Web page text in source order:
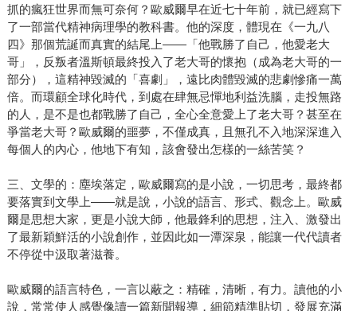
抓的瘋狂世界而無可奈何？歐威爾早在近七十年前，就已經寫下
了一部當代精神病理學的教科書。他的深度，體現在《一九八
四》那個荒誕而真實的結尾上——「他戰勝了自己，他愛老大
哥」，反叛者溫斯頓最終投入了老大哥的懷抱（成為老大哥的一
部分），這精神毀滅的「喜劇」，遠比肉體毀滅的悲劇慘痛一萬
倍。而環顧全球化時代，到處在肆無忌憚地利益洗腦，走投無路
的人，是不是也都戰勝了自己，全心全意愛上了老大哥？甚至在
爭當老大哥？歐威爾的噩夢，不僅成真，且無孔不入地深深進入
每個人的內心，他地下有知，該會發出怎樣的一絲苦笑？
三、文學的：塵埃落定，歐威爾寫的是小說，一切思考，最終都
要落實到文學上——就是說，小說的語言、形式、觀念上。歐威
爾是思想大家，更是小說大師，他最鋒利的思想，注入、激發出
了最新穎鮮活的小說創作，並因此如一潭深泉，能讓一代代讀者
不停從中汲取著滋養。
歐威爾的語言特色，一言以蔽之：精確，清晰，有力。讀他的小
說，常常使人感覺像讀一篇新聞報導，細節精準貼切，發展充滿